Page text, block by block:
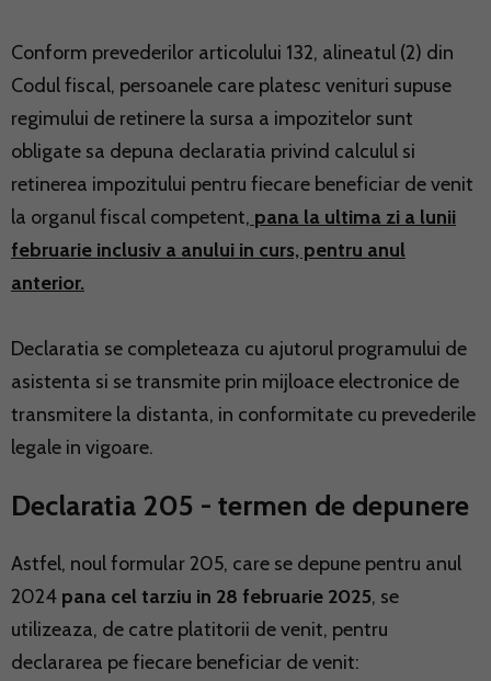
Conform prevederilor articolului 132, alineatul (2) din
Codul fiscal, persoanele care platesc venituri supuse
regimului de retinere la sursa a impozitelor sunt
obligate sa depuna declaratia privind calculul si
retinerea impozitului pentru fiecare beneficiar de venit
la organul fiscal competent, pana la ultima zi a lunii
februarie inclusiv a anului in curs, pentru anul
anterior.
Declaratia se completeaza cu ajutorul programului de
asistenta si se transmite prin mijloace electronice de
transmitere la distanta, in conformitate cu prevederile
legale in vigoare.
Declaratia 205 - termen de depunere
Astfel, noul formular 205, care se depune pentru anul
2024 pana cel tarziu in 28 februarie 2025, se
utilizeaza, de catre platitorii de venit, pentru
declararea pe fiecare beneficiar de venit: